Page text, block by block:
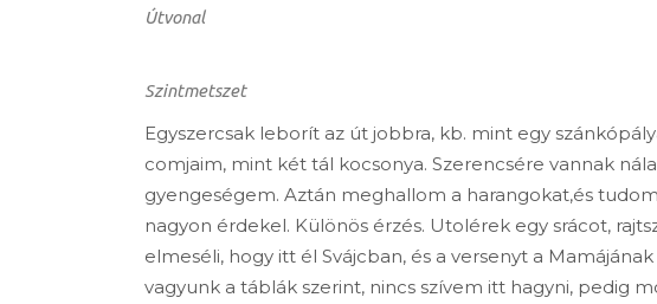
Útvonal
Szintmetszet
Egyszercsak leborít az út jobbra, kb. mint egy
comjaim, mint két tál kocsonya. Szerencsére vannak
gyengeségem. Aztán meghallom a harangokat,és
nagyon érdekel. Különös érzés. Utolérek egy srácot,
elmeséli, hogy itt él Svájcban, és a versenyt a
vagyunk a táblák szerint, nincs szívem itt hagyni, pedig